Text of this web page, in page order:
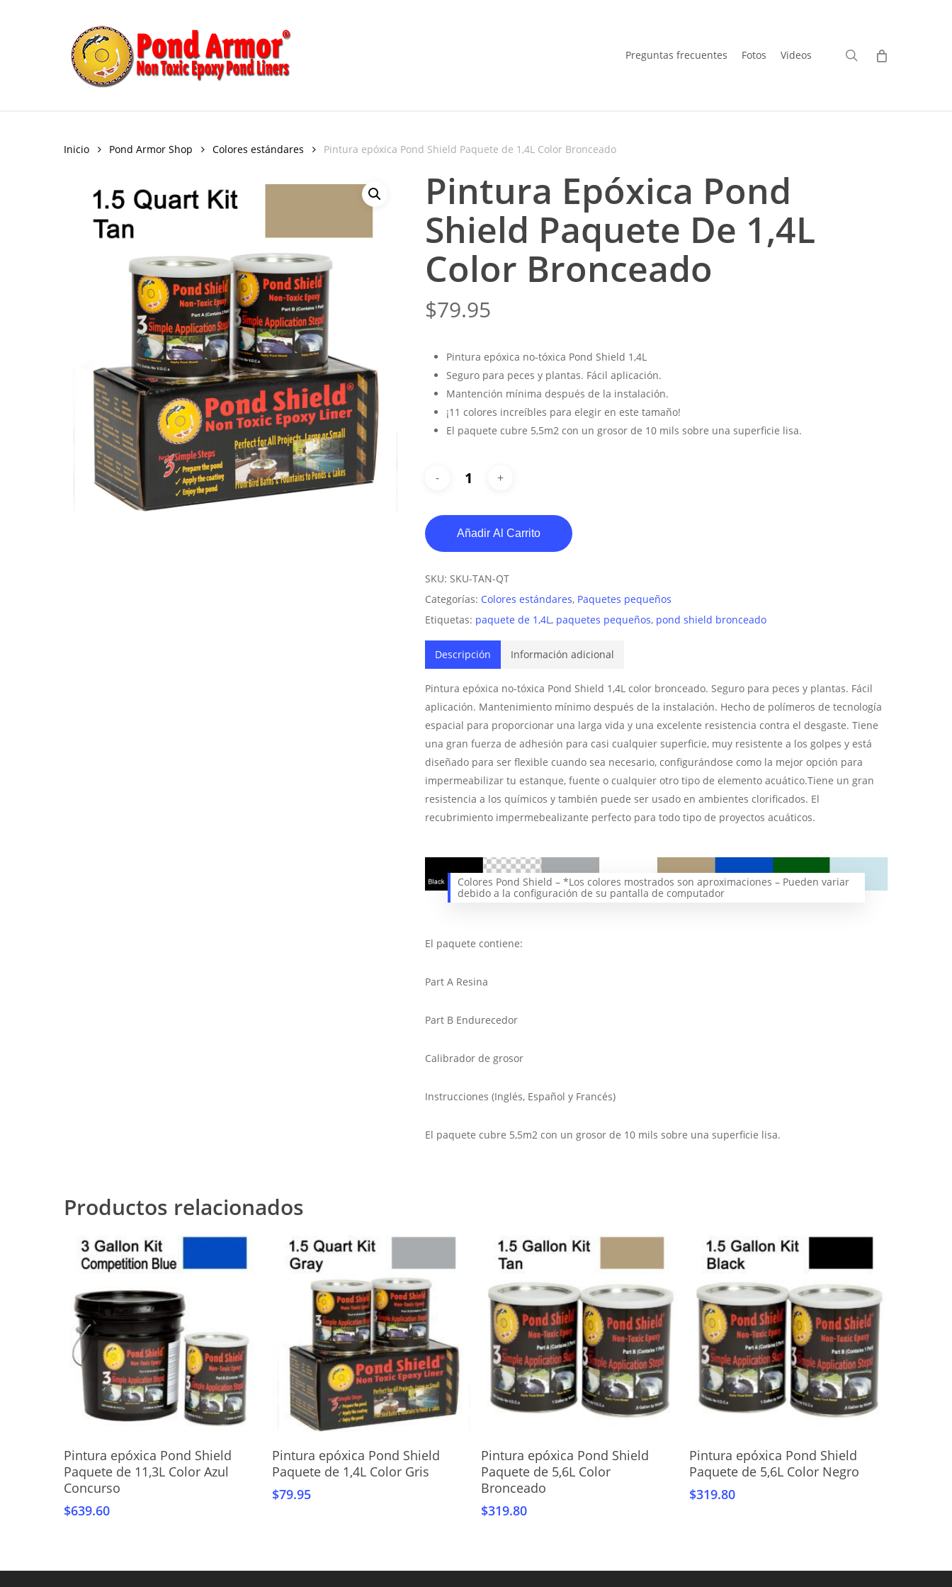
Preguntas frecuentes Fotos Videos search
Inicio Pond Armor Shop Colores estándares Pintura epóxica Pond Shield Paquete de 1,4L Color Bronceado
Pintura Epóxica Pond
Shield Paquete De 1,4L
Color Bronceado
$79.95
Pintura epóxica no-tóxica Pond Shield 1,4L
Seguro para peces y plantas. Fácil aplicación.
Mantención mínima después de la instalación.
¡11 colores increíbles para elegir en este tamaño!
El paquete cubre 5,5m2con un grosor de 10 mils sobre una superficie lisa.
Añadir Al Carrito
SKU: SKU-TAN-QT
Categorías: Colores estándares, Paquetes pequeños
Etiquetas: paquete de 1,4L, paquetes pequeños, pond shield bronceado
Descripción Información adicional
Pintura epóxica no-tóxica Pond Shield 1,4L color bronceado. Seguro para peces y plantas. Fácil
aplicación. Mantenimiento mínimo después de la instalación. Hecho de polímeros de tecnología
espacial para proporcionar una larga vida y una excelente resistencia contra el desgaste. Tiene
una gran fuerza de adhesión para casi cualquier superficie, muy resistente a los golpes y está
diseñado para ser flexible cuando sea necesario, configurándose como la mejor opción para
impermeabilizar tu estanque, fuente o cualquier otro tipo de elemento acuático.Tiene un gran
resistencia a los químicos y también puede ser usado en ambientes clorificados. El
recubrimiento impermebealizante perfecto para todo tipo de proyectos acuáticos.
Colores Pond Shield – *Los colores mostrados son aproximaciones – Pueden variar
debido a la configuración de su pantalla de computador
El paquete contiene:
Part A Resina
Part B Endurecedor
Calibrador de grosor
Instrucciones (Inglés, Español y Francés)
El paquete cubre 5,5m2 con un grosor de 10 mils sobre una superficie lisa.
Productos relacionados
Añadir Al Carrito
Pintura epóxica Pond Shield
Paquete de 11,3L Color Azul
Concurso
$639.60
Añadir Al Carrito
Pintura epóxica Pond Shield
Paquete de 1,4L Color Gris
$79.95
Añadir Al Carrito
Pintura epóxica Pond Shield
Paquete de 5,6L Color
Bronceado
$319.80
Añadir Al Carrito
Pintura epóxica Pond Shield
Paquete de 5,6L Color Negro
$319.80